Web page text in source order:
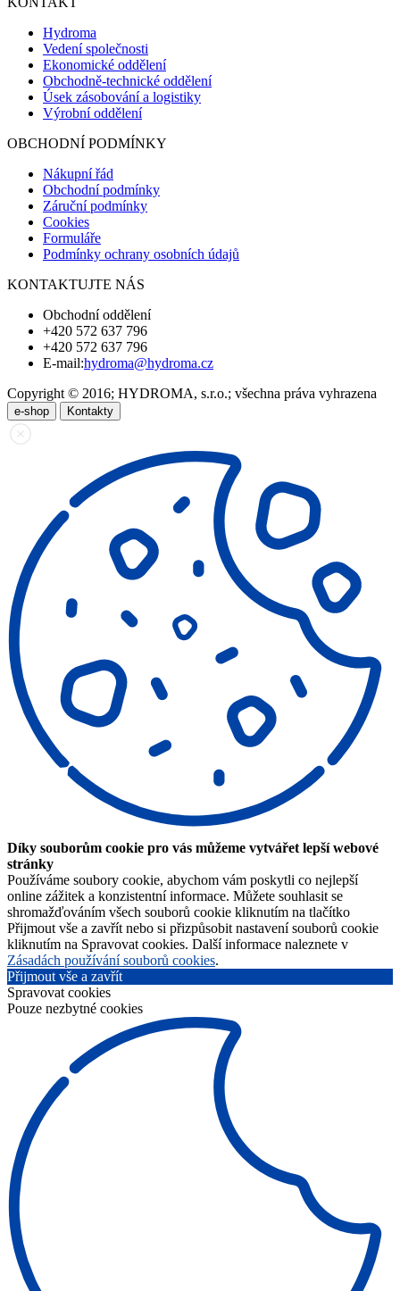
Hydroma
Vedení společnosti
Ekonomické oddělení
Obchodně-technické oddělení
Úsek zásobování a logistiky
Výrobní oddělení
OBCHODNÍ PODMÍNKY
Nákupní řád
Obchodní podmínky
Záruční podmínky
Cookies
Formuláře
Podmínky ochrany osobních údajů
KONTAKTUJTE NÁS
Obchodní oddělení
+420 572 637 796
+420 572 637 796
E-mail:hydroma@hydroma.cz
Copyright © 2016; HYDROMA, s.r.o.; všechna práva vyhrazena
e-shop Kontakty
Díky souborům cookie pro vás můžeme vytvářet lepší webové
stránky
Používáme soubory cookie, abychom vám poskytli co nejlepší
online zážitek a konzistentní informace. Můžete souhlasit se
shromažďováním všech souborů cookie kliknutím na tlačítko
Přijmout vše a zavřít nebo si přizpůsobit nastavení souborů cookie
kliknutím na Spravovat cookies. Další informace naleznete v
Zásadách používání souborů cookies.
Přijmout vše a zavřít
Spravovat cookies
Pouze nezbytné cookies